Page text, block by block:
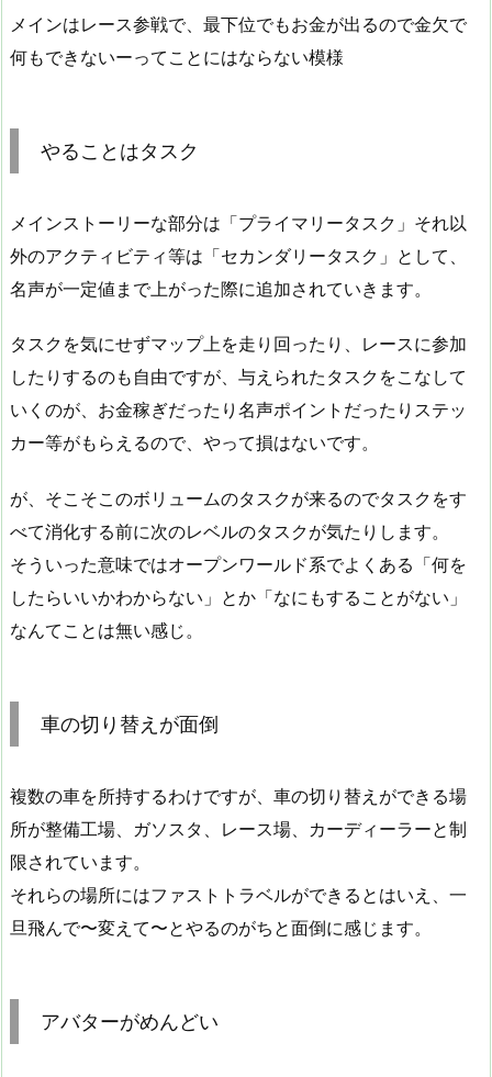
メインはレース参戦で、最下位でもお金が出るので金欠で
何もできないーってことにはならない模様
やることはタスク
メインストーリーな部分は「プライマリータスク」それ以
外のアクティビティ等は「セカンダリータスク」として、
名声が一定値まで上がった際に追加されていきます。
タスクを気にせずマップ上を走り回ったり、レースに参加
したりするのも自由ですが、与えられたタスクをこなして
いくのが、お金稼ぎだったり名声ポイントだったりステッ
カー等がもらえるので、やって損はないです。
が、そこそこのボリュームのタスクが来るのでタスクをす
べて消化する前に次のレベルのタスクが気たりします。
そういった意味ではオープンワールド系でよくある「何を
したらいいかわからない」とか「なにもすることがない」
なんてことは無い感じ。
車の切り替えが面倒
複数の車を所持するわけですが、車の切り替えができる場
所が整備工場、ガソスタ、レース場、カーディーラーと制
限されています。
それらの場所にはファストトラベルができるとはいえ、一
旦飛んで〜変えて〜とやるのがちと面倒に感じます。
アバターがめんどい